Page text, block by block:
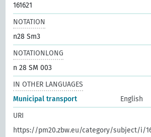
161621
NOTATION
n28 Sm3
NOTATIONLONG
n 28 SM 003
IN OTHER LANGUAGES
Municipal transport
English
URI
https://pm20.zbw.eu/category/subject/i/